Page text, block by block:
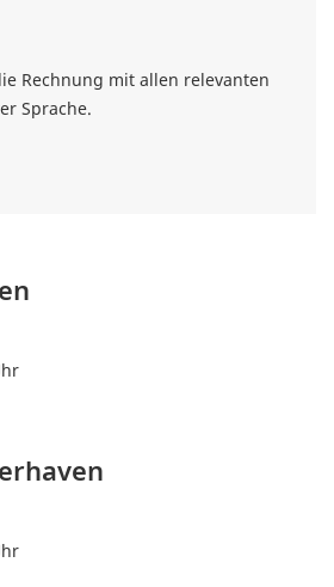
Rechnung mit allen relevanten
Sprache.